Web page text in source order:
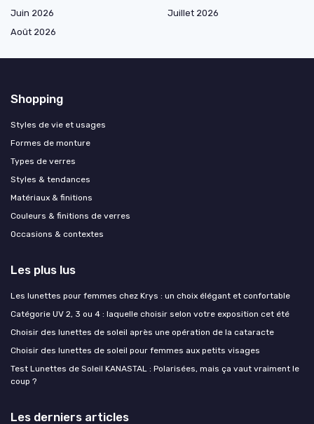
Juin 2026
Juillet 2026
Août 2026
Shopping
Styles de vie et usages
Formes de monture
Types de verres
Styles & tendances
Matériaux & finitions
Couleurs & finitions de verres
Occasions & contextes
Les plus lus
Les lunettes pour femmes chez Krys : un choix élégant et confortable
Catégorie UV 2, 3 ou 4 : laquelle choisir selon votre exposition cet été
Choisir des lunettes de soleil après une opération de la cataracte
Choisir des lunettes de soleil pour femmes aux petits visages
Test Lunettes de Soleil KANASTAL : Polarisées, mais ça vaut vraiment le
coup ?
Les derniers articles